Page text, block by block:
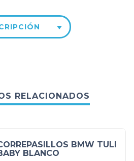
RELACIONADOS
BMW TULI
BLANCO